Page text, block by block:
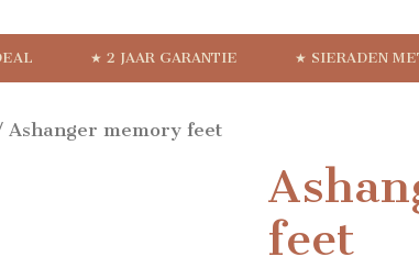
★ 2 JAAR GARANTIE ★ SIERADEN
memory feet
feet